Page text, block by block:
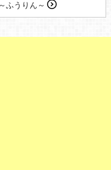
ふうりん～